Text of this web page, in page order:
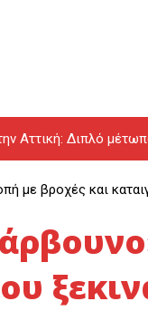
Αττική: Διπλό
με βροχές και